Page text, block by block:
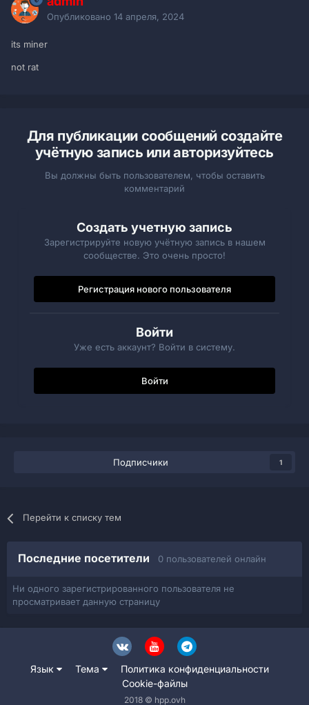
Опубликовано 14 апреля, 2024
its miner
not rat
Для публикации сообщений создайте
учётную запись или авторизуйтесь
Вы должны быть пользователем, чтобы оставить
комментарий
Создать учетную запись
Зарегистрируйте новую учётную запись в нашем
сообществе. Это очень просто!
Регистрация нового пользователя
Войти
Уже есть аккаунт? Войти в систему.
Войти
Подписчики 1
Перейти к списку тем
Последние посетители 0 пользователей онлайн
Ни одного зарегистрированного пользователя не
просматривает данную страницу
Язык Тема
Политика конфиденциальности
Cookie-файлы
2018 © hpp.ovh